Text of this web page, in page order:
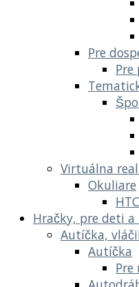
Pre
Pre
Virtuálna
Okuliare
Hračky, pre deti
Autíčka,
Autíčka
Pre